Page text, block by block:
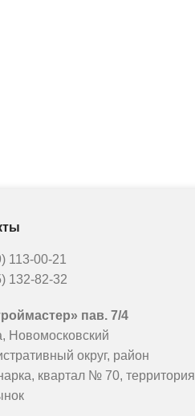
113-00-21
132-82-32
пав. 7/4
Новомосковский
округ, район
квартал № 70, территория